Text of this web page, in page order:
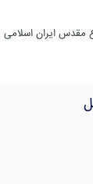
ایران اسلامی